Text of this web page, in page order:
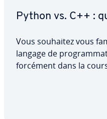
Python vs. C++ :
Vous souhaitez vous
langage de
forcément dans la